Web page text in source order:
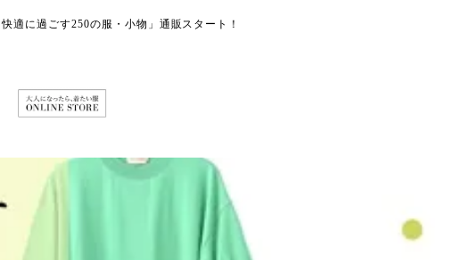
適に過ごす250の服・小物」通販スタート！